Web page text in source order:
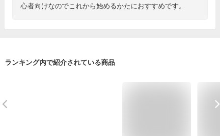
心者向けなのでこれから始めるかたにおすすめです。
ランキング内で紹介されている商品